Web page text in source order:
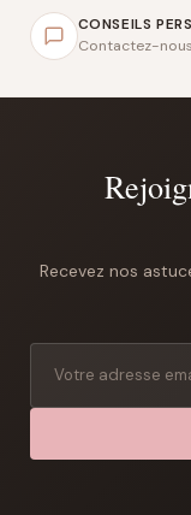
CONSEILS
Contactez-
Recevez nos